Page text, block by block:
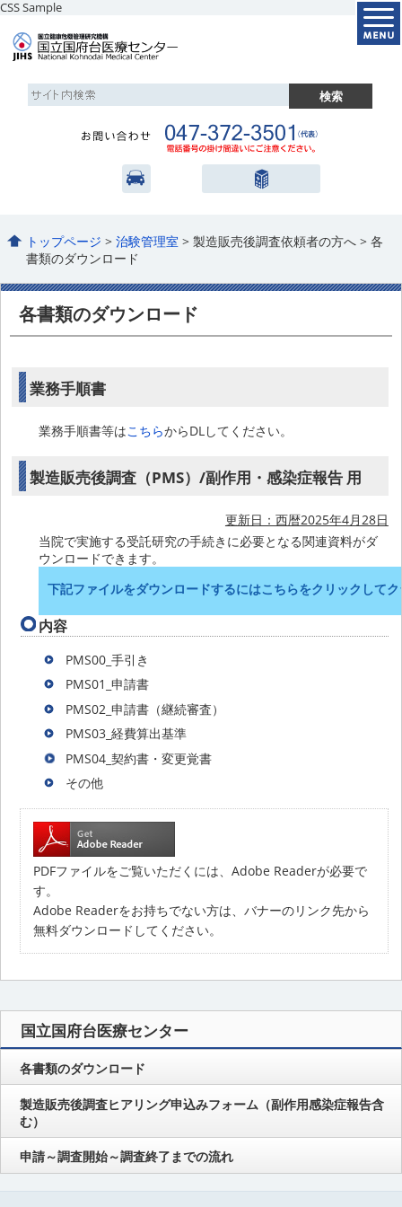
CSS Sample
トップページ >治験管理室 > 製造販売後調査依頼者の方へ > 各
書類のダウンロード
各書類のダウンロード
業務手順書
業務手順書等はこちらからDLしてください。
製造販売後調査（PMS）/副作用・感染症報告 用
更新日：西暦2025年4月28日
当院で実施する受託研究の手続きに必要となる関連資料がダ
ウンロードできます。
下記ファイルをダウンロードするにはこちらをクリックして
内容
PMS00_手引き
PMS01_申請書
PMS02_申請書（継続審査）
PMS03_経費算出基準
PMS04_契約書・変更覚書
その他
PDFファイルをご覧いただくには、Adobe Readerが必要で
す。
Adobe Readerをお持ちでない方は、バナーのリンク先から
無料ダウンロードしてください。
国立国府台医療センター
各書類のダウンロード
製造販売後調査ヒアリング申込みフォーム（副作用感染症報告含
む）
申請～調査開始～調査終了までの流れ